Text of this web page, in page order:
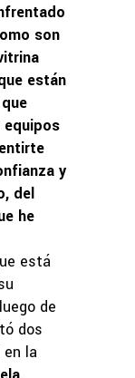
son
están
equipos
y
del
he
está
de
dos
en la